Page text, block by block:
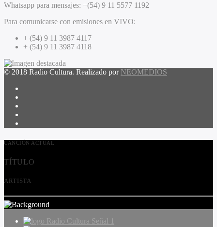
Whatsapp para mensajes: +(54) 9 11 5577 1192
Para comunicarse con emisiones en VIVO:
+ (54) 9 11 3987 4117
+ (54) 9 11 3987 4118
© 2018 Radio Cultura. Realizado por NEOMEDIOS
CANCIÓN ACTUAL
TÍTULO
ARTISTA
Radio Cultura Señal 1